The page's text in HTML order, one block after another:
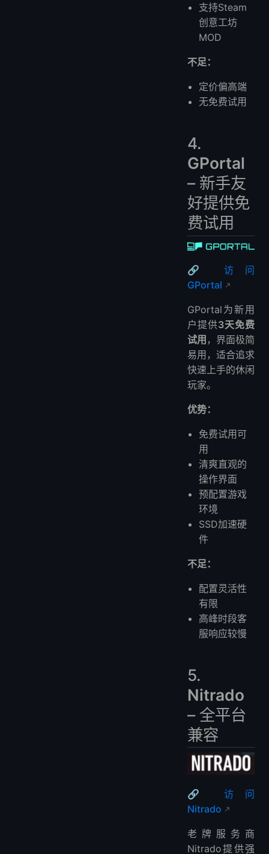
支持Steam
创意工坊
MOD
不足：
定价偏高端
无免费试用
4.
GPortal
– 新手友
好提供免
费试用
🔗 访问
GPortal
GPortal为新用
户提供3天免费
试用 ，界面极简
易用，适合追求
快速上手的休闲
玩家。
优势：
免费试用可
用
清爽直观的
操作界面
预配置游戏
环境
SSD加速硬
件
不足：
配置灵活性
有限
高峰时段客
服响应较慢
5.
Nitrado
– 全平台
兼容
🔗 访问
Nitrado
老牌服务商
Nitrado提供强